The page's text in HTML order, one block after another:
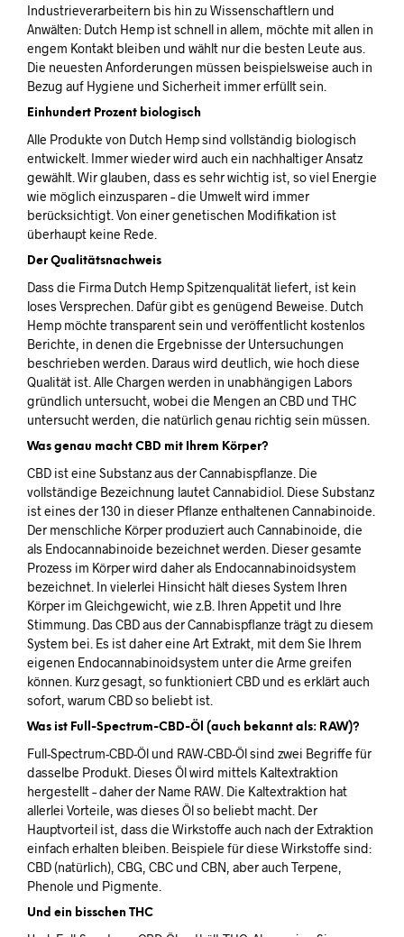
Industrieverarbeitern bis hin zu Wissenschaftlern und
Anwälten: Dutch Hemp ist schnell in allem, möchte mit allen in
engem Kontakt bleiben und wählt nur die besten Leute aus.
Die neuesten Anforderungen müssen beispielsweise auch in
Bezug auf Hygiene und Sicherheit immer erfüllt sein.
Einhundert Prozent biologisch
Alle Produkte von Dutch Hemp sind vollständig biologisch
entwickelt. Immer wieder wird auch ein nachhaltiger Ansatz
gewählt. Wir glauben, dass es sehr wichtig ist, so viel Energie
wie möglich einzusparen – die Umwelt wird immer
berücksichtigt. Von einer genetischen Modifikation ist
überhaupt keine Rede.
Der Qualitätsnachweis
Dass die Firma Dutch Hemp Spitzenqualität liefert, ist kein
loses Versprechen. Dafür gibt es genügend Beweise. Dutch
Hemp möchte transparent sein und veröffentlicht kostenlos
Berichte, in denen die Ergebnisse der Untersuchungen
beschrieben werden. Daraus wird deutlich, wie hoch diese
Qualität ist. Alle Chargen werden in unabhängigen Labors
gründlich untersucht, wobei die Mengen an CBD und THC
untersucht werden, die natürlich genau richtig sein müssen.
Was genau macht CBD mit Ihrem Körper?
CBD ist eine Substanz aus der Cannabispflanze. Die
vollständige Bezeichnung lautet Cannabidiol. Diese Substanz
ist eines der 130 in dieser Pflanze enthaltenen Cannabinoide.
Der menschliche Körper produziert auch Cannabinoide, die
als Endocannabinoide bezeichnet werden. Dieser gesamte
Prozess im Körper wird daher als Endocannabinoidsystem
bezeichnet. In vielerlei Hinsicht hält dieses System Ihren
Körper im Gleichgewicht, wie z.B. Ihren Appetit und Ihre
Stimmung. Das CBD aus der Cannabispflanze trägt zu diesem
System bei. Es ist daher eine Art Extrakt, mit dem Sie Ihrem
eigenen Endocannabinoidsystem unter die Arme greifen
können. Kurz gesagt, so funktioniert CBD und es erklärt auch
sofort, warum CBD so beliebt ist.
Was ist Full-Spectrum-CBD-Öl (auch bekannt als: RAW)?
Full-Spectrum-CBD-Öl und RAW-CBD-Öl sind zwei Begriffe für
dasselbe Produkt. Dieses Öl wird mittels Kaltextraktion
hergestellt – daher der Name RAW. Die Kaltextraktion hat
allerlei Vorteile, was dieses Öl so beliebt macht. Der
Hauptvorteil ist, dass die Wirkstoffe auch nach der Extraktion
einfach erhalten bleiben. Beispiele für diese Wirkstoffe sind:
CBD (natürlich), CBG, CBC und CBN, aber auch Terpene,
Phenole und Pigmente.
Und ein bisschen THC